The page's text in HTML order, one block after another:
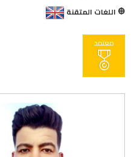
اللغات المتقنة
معتمد